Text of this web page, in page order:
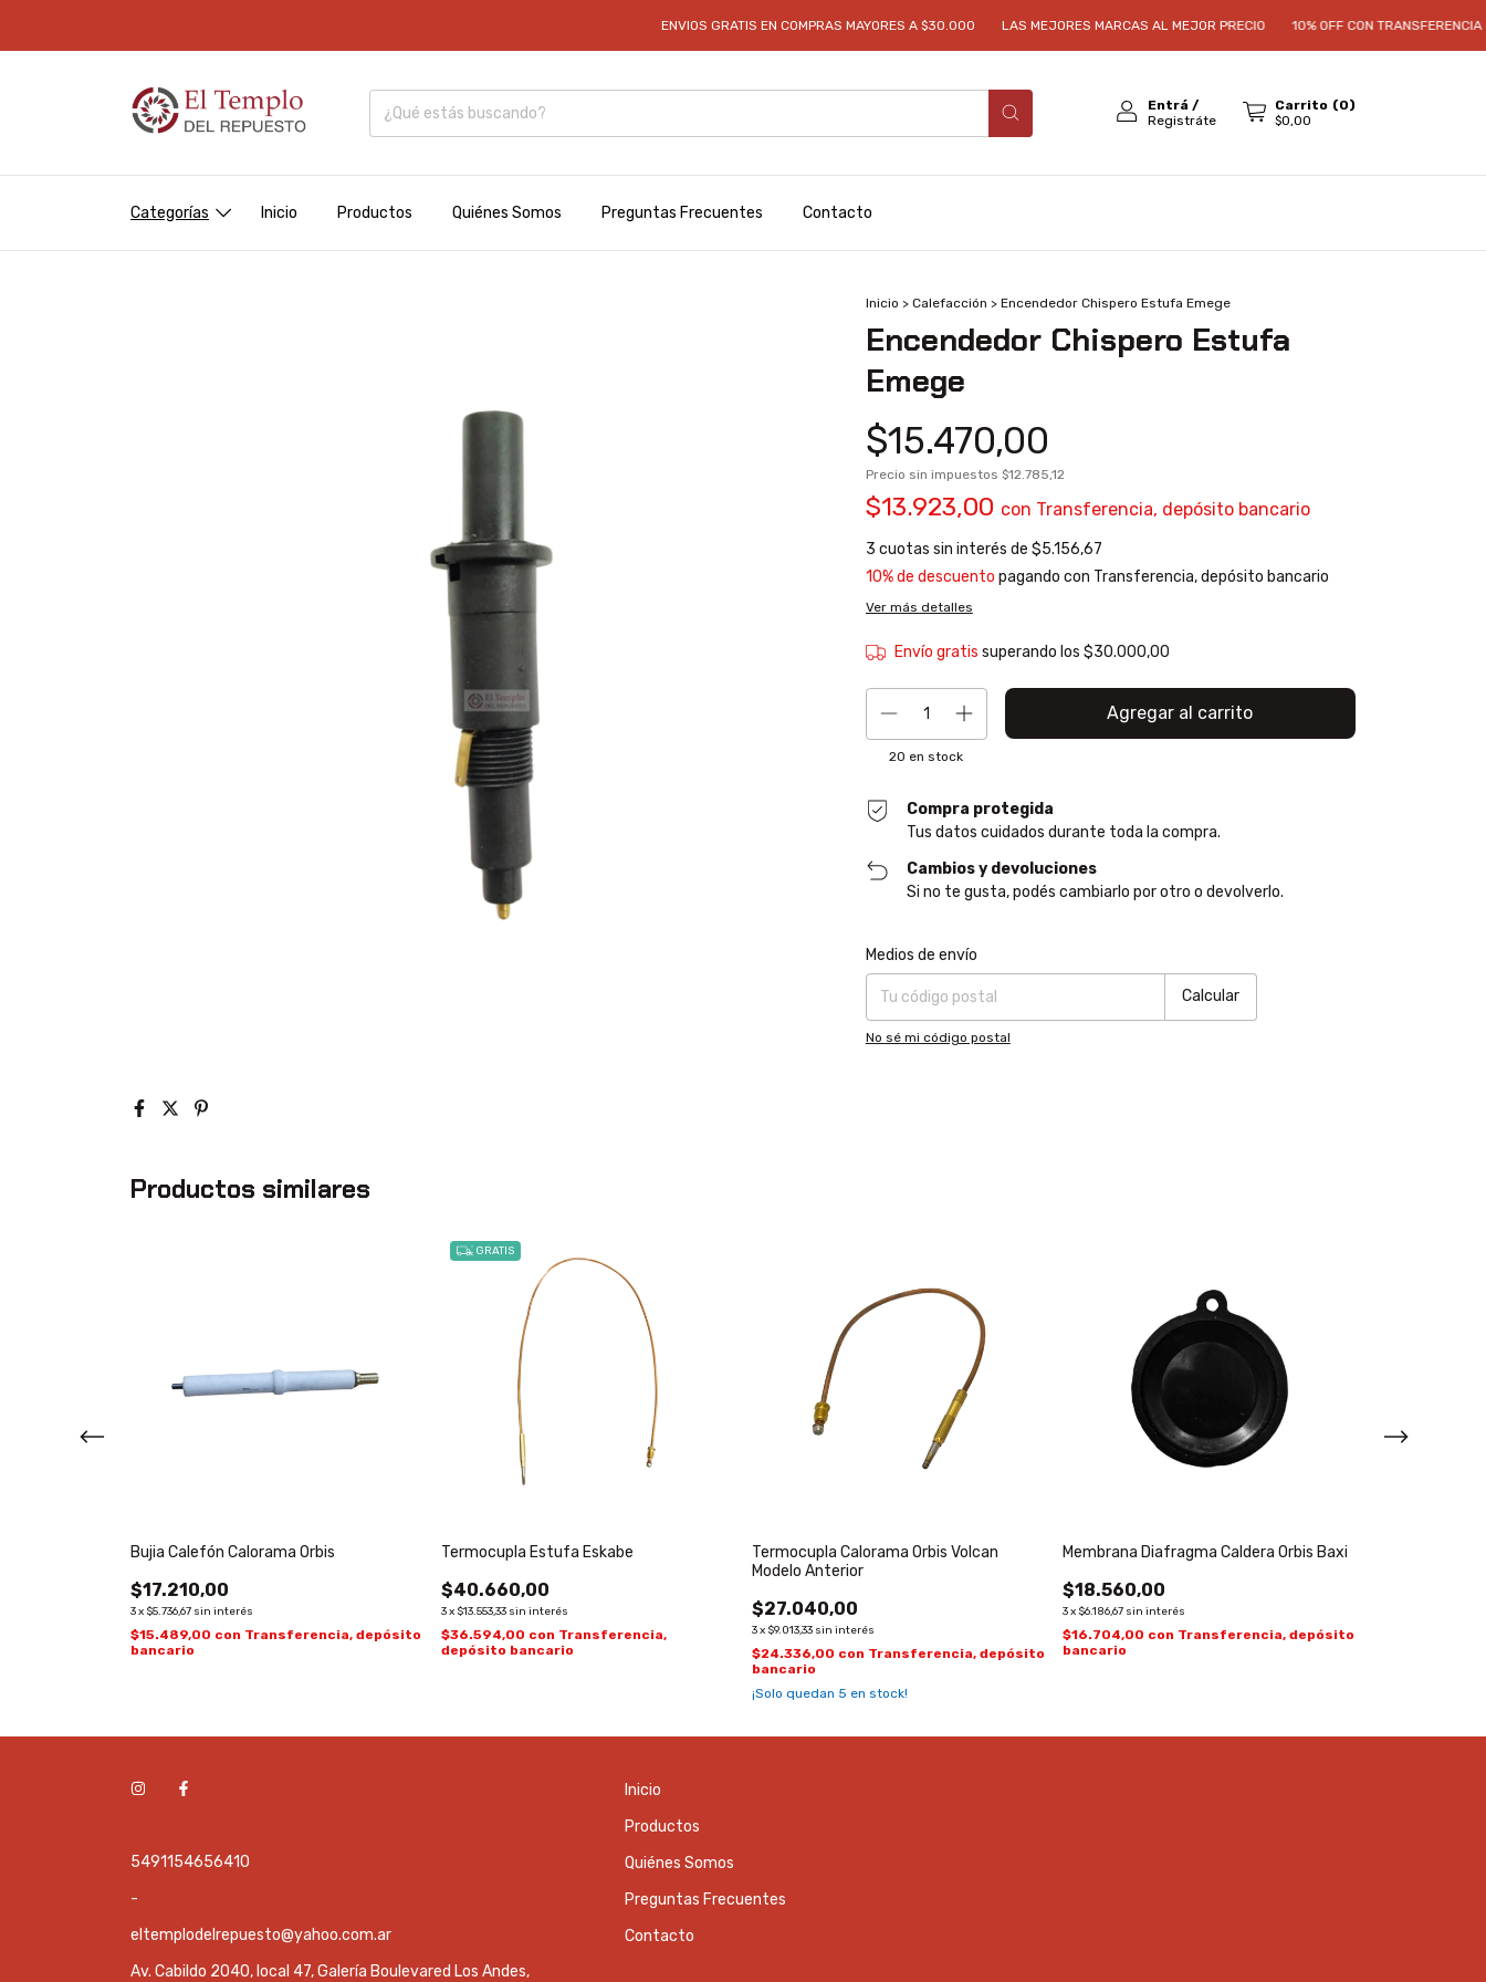
ENVIOS GRATIS EN COMPRAS MAYORES A $30.000 LAS MEJORES MARCAS AL MEJOR PRECIO 10% OFF CON TRANSFERENCIA O
Entrá /
Registráte
Carrito (0)
$0,00
Categorías Inicio Productos Quiénes Somos Preguntas Frecuentes Contacto
Inicio > Calefacción > Encendedor Chispero Estufa Emege
Encendedor Chispero Estufa
Emege
$15.470,00
Precio sin impuestos $12.785,12
$13.923,00 con Transferencia, depósito bancario
3 cuotas sin interés de $5.156,67
10% de descuento pagando con Transferencia, depósito bancario
Ver más detalles
Envío gratis superando los$30.000,00
20 en stock
Compra protegida
Tus datos cuidados durante toda la compra.
Cambios y devoluciones
Si no te gusta, podés cambiarlo por otro o devolverlo.
Entregas para el CP:
Medios de envío
Calcular
No sé mi código postal
Productos similares
Bujia Calefón Calorama Orbis
$17.210,00
3x $5.736,67 sin interés
$15.489,00 con Transferencia, depósito
bancario
GRATIS
Termocupla Estufa Eskabe
$40.660,00
3x $13.553,33 sin interés
$36.594,00 con Transferencia,
depósito bancario
Termocupla Calorama Orbis Volcan
Modelo Anterior
$27.040,00
3x $9.013,33 sin interés
$24.336,00 con Transferencia, depósito
bancario
¡Solo quedan 5 en stock!
Membrana Diafragma Caldera Orbis Baxi
$18.560,00
3x $6.186,67 sin interés
$16.704,00 con Transferencia, depósito
bancario
5491154656410
-
eltemplodelrepuesto@yahoo.com.ar
Av. Cabildo 2040, local 47, Galería Boulevared Los Andes,
Inicio
Productos
Quiénes Somos
Preguntas Frecuentes
Contacto